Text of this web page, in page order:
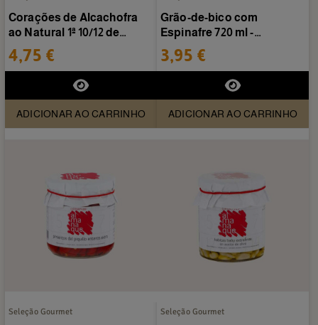
Corações de Alcachofra
ao Natural 1ª 10/12 de
Conservas Almanaque
4,75 €
ADICIONAR AO CARRINHO
Grão-de-bico com
Espinafre 720 ml -
Conservas Almanaque
3,95 €
ADICIONAR AO CARRINHO
Seleção Gourmet Seleção Gourmet